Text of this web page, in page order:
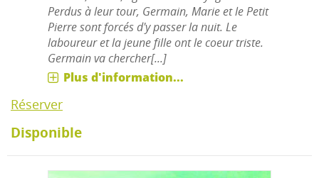
Perdus à leur tour, Germain, Marie et le Petit
Pierre sont forcés d'y passer la nuit. Le
laboureur et la jeune fille ont le coeur triste.
Germain va chercher[...]
Plus d'information...
Réserver
Disponible